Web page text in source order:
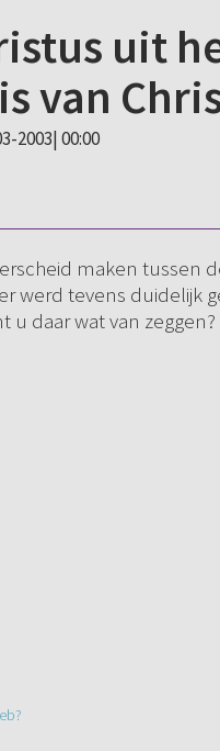
uit
van
2003| 00:00
maken tussen
werd tevens duidelijk
u daar wat van